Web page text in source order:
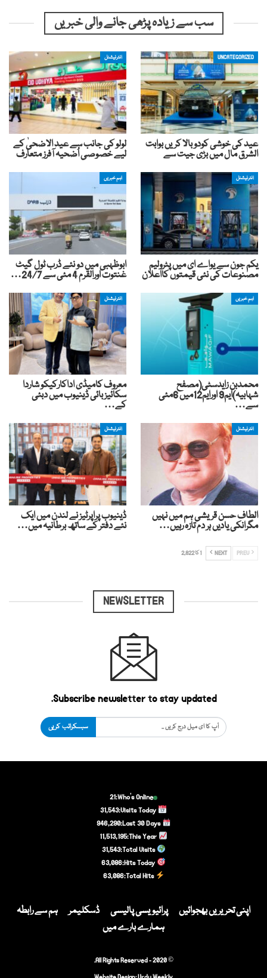
سب سے زیادہ پڑھی جانے والی خبریں
UNCATEGORIZED
عید کی خوشی کودوبالا کریں بوابت
الشرق مال میں بڑی جیت سے
انٹرنیشنل
لولو کی جانب سے عید الاضحیٰ کے
لیے خصوصی اُضحیہ آفرز متعارف
انٹرنیشنل
یکم جون سے یواے ای میں پٹرولیم
مصنوعات کی نئی قیمتوں کااعلان
اہم خبریں
ابوظہبی میں دو نئے ڈرب ٹول گیٹ
غنتوت اورالقرم 4 مئی سے 24/7…
اہم خبریں
محمدبن زایدسٹی(مصفح
شہابیہ)ایم9 اورایم12میں 6مئی
سے…
انٹرنیشنل
معروف کامیڈی اداکارکیکو شاردا
سکائیز بائی ڈینیوب میں دبئی
کے…
انٹرنیشنل
الطاف حسن قریشی ہم میں نہیں
مگرانکی یادیں ہر دم تازہ رہیں…
انٹرنیشنل
ڈینیوب پراپرٹیز نے لندن میں ایک
نئے دفتر کے ساتھ برطانیہ میں…
NEXT 1 کا 2,822
NEWSLETTER
Subscribe newsletter to stay updated.
سبسکرائب کریں
Who's Online:
21
Visits Today:
31,543
Last 30 Days:
946,290
11,513,195
Total Visits:
31,543
Hits Today:
63,086
Total Hits:
63,086
اپنی تحریریں بھجوائیں پرائیویسی پالیسی ڈسکلیمر
ہم سے رابطہ
ہمارے بارے میں
© 2020 - All Rights Reserved.